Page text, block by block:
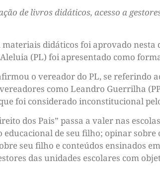
de livros didáticos, acesso a
didáticos foi aprovado
(PL) foi apresentado como
o vereador do PL, se referindo
como Leandro Guerrilha
foi considerado inconstitucional
dos Pais” passa a valer nas
de seu filho; opinar
seu filho e conteúdos ensinados
das unidades escolares com